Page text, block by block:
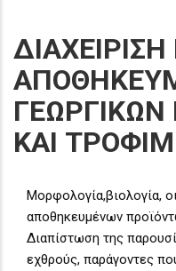
ΚΑΙ
Μορφολογία,βιολογία,
αποθηκευμένων
Διαπίστωση της
εχθρούς, παράγοντες